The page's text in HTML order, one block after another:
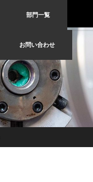
部門一覧
お問い合わせ